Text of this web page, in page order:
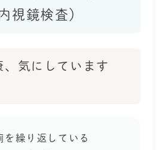
視鏡検査）
、気にしています
を繰り返している